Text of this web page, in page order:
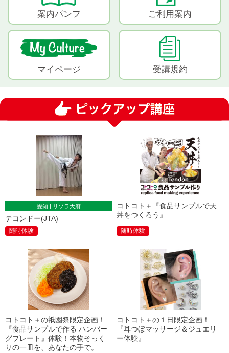
案内パンフ ご利用案内
マイページ 受講規約
愛知 | リソラ大府
テコンドー(JTA)
随時体験
コトコト＋『食品サンプルで天
丼をつくろう』
随時体験
コトコト＋の祇園祭限定企画！
『食品サンプルで作る ハンバー
グプレート』体験！本物そっく
りの一皿を、あなたの手で。
コトコト＋の１日限定企画！
『耳つぼマッサージ＆ジュエリ
ー体験』